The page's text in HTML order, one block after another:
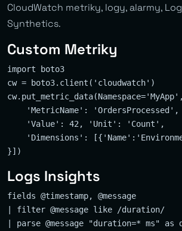
CloudWatch metriky, logy, alarmy,
Synthetics.
Custom Metriky
import boto3
cw = boto3.client('cloudwatch')
    'MetricName': 'OrdersProcessed',
    'Value': 42, 'Unit': 'Count',
'Dimensions':
Logs Insights
fields @timestamp, @message
| filter @message like /duration/
| parse @message "duration=* ms" as